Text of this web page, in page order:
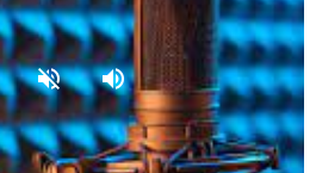
volume_off volume_up